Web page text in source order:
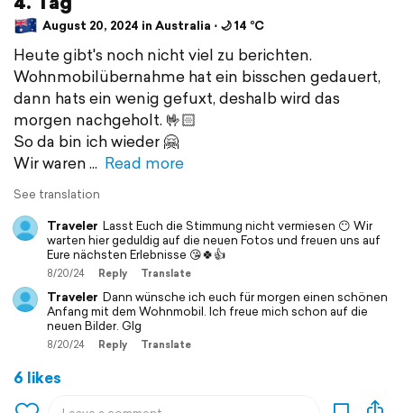
August 20, 2024 in Australia ⋅ 🌙 14 °C
Heute gibt's noch nicht viel zu berichten.
Wohnmobilübernahme hat ein bisschen gedauert,
dann hats ein wenig gefuxt, deshalb wird das
morgen nachgeholt. 🤟🏻
So da bin ich wieder 🤗
Wir waren
Read more
See translation
Traveler Lasst Euch die Stimmung nicht vermiesen 😶 Wir
warten hier geduldig auf die neuen Fotos und freuen uns auf
Eure nächsten Erlebnisse 😘🍀👍
8/20/24 Reply Translate
Traveler Dann wünsche ich euch für morgen einen schönen
Anfang mit dem Wohnmobil. Ich freue mich schon auf die
neuen Bilder. Glg
8/20/24 Reply Translate
6 likes